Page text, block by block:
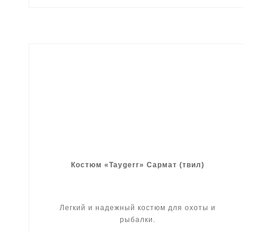
Костюм «Taygerr» Сармат (твил)
Легкий и надежный костюм для охоты и
рыбалки.